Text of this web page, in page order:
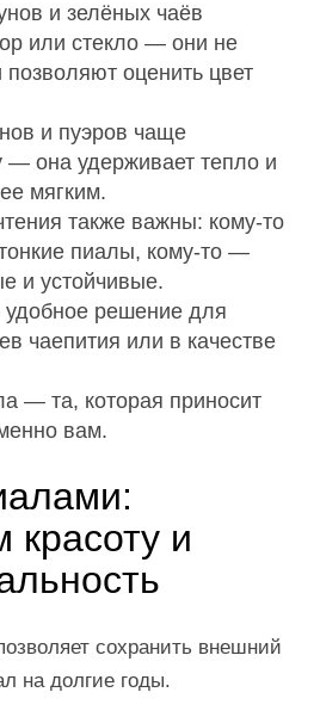
и зелёных чаёв
или стекло — они не
позволяют оценить цвет
и пуэров чаще
— она удерживает тепло и
мягким.
также важны: кому-то
пиалы, кому-то —
и устойчивые.
решение для
чаепития или в качестве
— та, которая приносит
вам.
красоту и
сохранить внешний
на долгие годы.